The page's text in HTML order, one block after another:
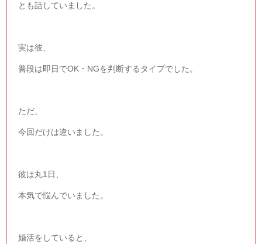
とも話していました。
実は彼、
普段は即日でOK ・ NGを判断するタイプでした。
ただ、
今回だけは違いました。
彼は丸1 日、
本気で悩んでいました。
婚活をしていると、